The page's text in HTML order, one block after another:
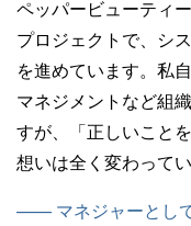
ペッパービューティ
プロジェクトで、シ
を進めています。私
マネジメントなど組
すが、「正しいこと
想いは全く変わってい
—— マネジャーとし